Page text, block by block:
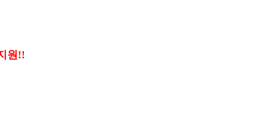
원!!